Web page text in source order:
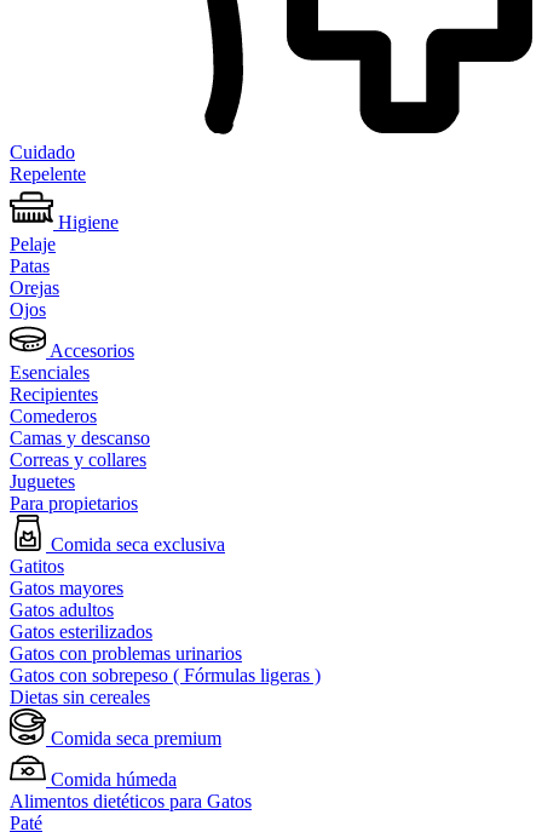
Cuidado
Repelente
Higiene
Pelaje
Patas
Orejas
Ojos
Accesorios
Esenciales
Recipientes
Comederos
Camas y descanso
Correas y collares
Juguetes
Para propietarios
Comida seca exclusiva
Gatitos
Gatos mayores
Gatos adultos
Gatos esterilizados
Gatos con problemas urinarios
Gatos con sobrepeso ( Fórmulas ligeras )
Dietas sin cereales
Comida seca premium
Comida húmeda
Alimentos dietéticos para Gatos
Paté